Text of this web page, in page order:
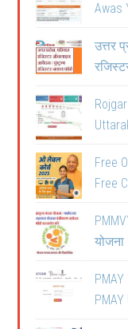
Awas
उत्तर
Free
Free
योजना